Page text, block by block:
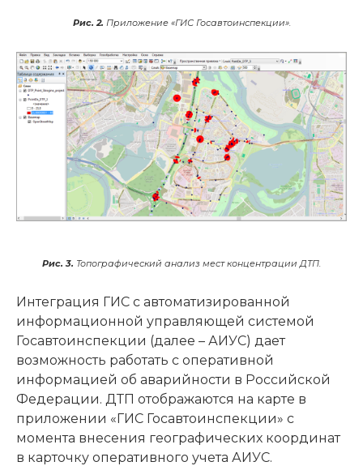
Рис. 2. Приложение «ГИС Госавтоинспекции».
Рис. 3. Топографический анализ мест концентрации ДТП.
Интеграция ГИС с автоматизированной
информационной управляющей системой
Госавтоинспекции (далее – АИУС) дает
возможность работать с оперативной
информацией об аварийности в Российской
Федерации. ДТП отображаются на карте в
приложении «ГИС Госавтоинспекции» с
момента внесения географических координат
в карточку оперативного учета АИУС.